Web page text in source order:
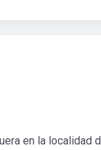
en la localidad